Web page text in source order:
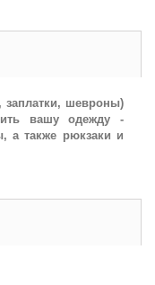
заплатки, шевроны)
вашу одежду -
а также рюкзаки и